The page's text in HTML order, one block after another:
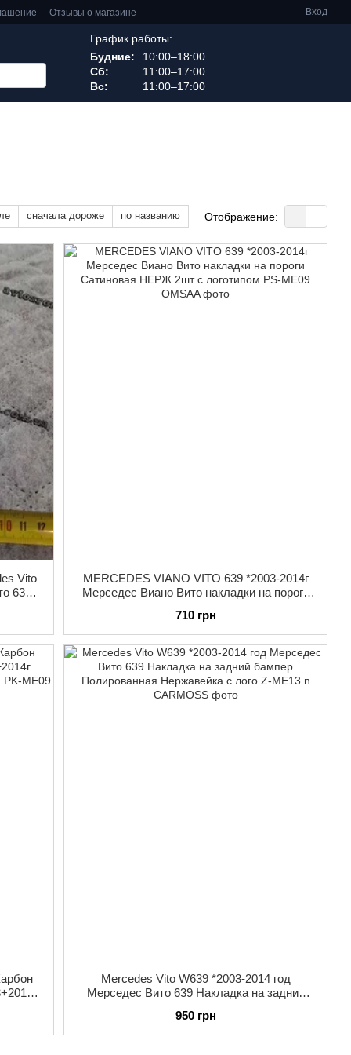
Отзывы о магазине Вход
График работы:
Будние:
10:00–18:00
Сб:
11:00–17:00
Вс:
11:00–17:00
сначала дороже по названию Отображение:
Vito
639
MERCEDES VIANO VITO 639 *2003-2014г
Мерседес Виано Вито накладки на пороги
710 грн
Mercedes Vito W639 *2003-2014 год
Мерседес Вито 639 Накладка на задний
950 грн